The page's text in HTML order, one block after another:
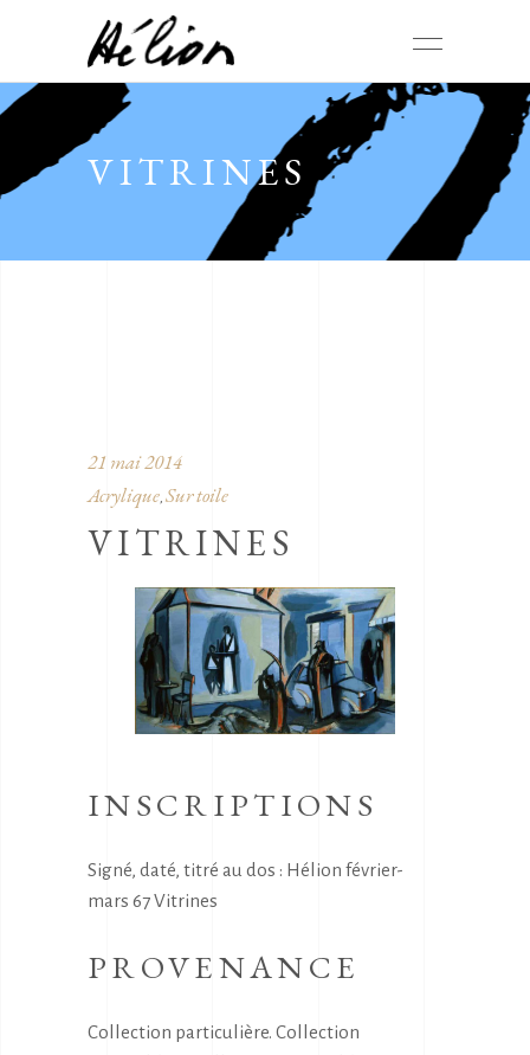
VITRINES
21 mai 2014
Acrylique, Sur toile
VITRINES
INSCRIPTIONS
Signé, daté, titré au dos : Hélion février-
mars 67 Vitrines
PROVENANCE
Collection particulière. Collection